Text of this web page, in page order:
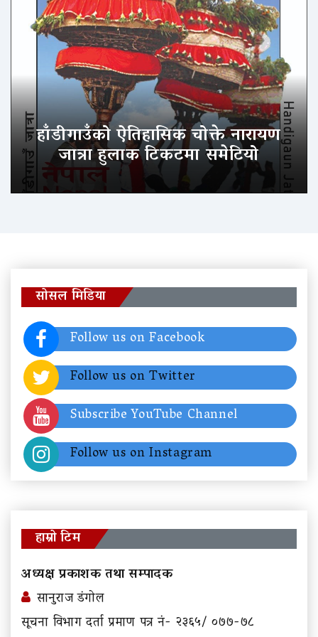
हाँडीगाउँको ऐतिहासिक चोक्ते नारायण
जात्रा हुलाक टिकटमा समेटियो
सोसल मिडिया
Follow us on Facebook
Follow us on Twitter
Subscribe YouTube Channel
Follow us on Instagram
हाम्रो टिम
अध्यक्ष प्रकाशक तथा सम्पादक
सानुराज डंगोल
सूचना विभाग दर्ता प्रमाण पत्र नं- २३६५/ ०७७-७८